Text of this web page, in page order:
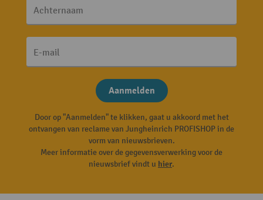
Achternaam
E-mail
Aanmelden
Door op "Aanmelden" te klikken, gaat u akkoord met het
ontvangen van reclame van Jungheinrich PROFISHOP in de
vorm van nieuwsbrieven.
Meer informatie over de gegevensverwerking voor de
nieuwsbrief vindt u hier.